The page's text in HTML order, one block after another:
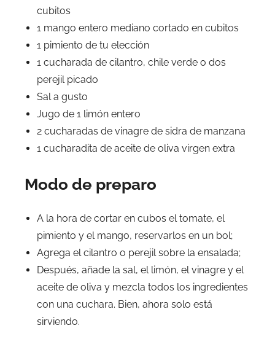
cubitos
1 mango entero mediano cortado en cubitos
1 pimiento de tu elección
1 cucharada de cilantro, chile verde o dos
perejil picado
Sal a gusto
Jugo de 1 limón entero
2 cucharadas de vinagre de sidra de manzana
1 cucharadita de aceite de oliva virgen extra
Modo de preparo
A la hora de cortar en cubos el tomate, el
pimiento y el mango, reservarlos en un bol;
Agrega el cilantro o perejil sobre la ensalada;
Después, añade la sal, el limón, el vinagre y el
aceite de oliva y mezcla todos los ingredientes
con una cuchara. Bien, ahora solo está
sirviendo.